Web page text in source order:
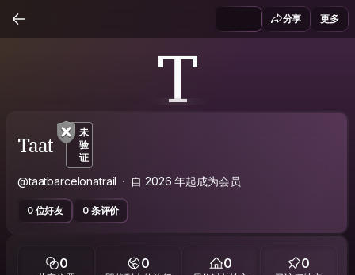
分享 更多
T
Taat
未
验
证
@taatbarcelonatrail 自 2026 年起成为会员
0 位好友 0 条评价
0 0 0 0